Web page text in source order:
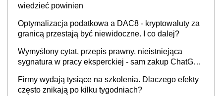
wiedzieć powinien
Optymalizacja podatkowa a DAC8 - kryptowaluty za
granicą przestają być niewidoczne. I co dalej?
Wymyślony cytat, przepis prawny, nieistniejąca
sygnatura w pracy eksperckiej - sam zakup ChatGPT
Firmy wydają tysiące na szkolenia. Dlaczego efekty
często znikają po kilku tygodniach?